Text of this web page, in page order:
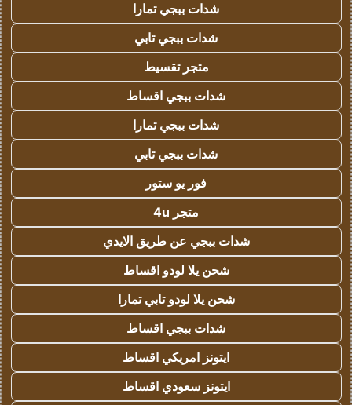
شدات ببجي تمارا
شدات ببجي تابي
متجر تقسيط
شدات ببجي اقساط
شدات ببجي تمارا
شدات ببجي تابي
فور يو ستور
متجر 4u
شدات ببجي عن طريق الايدي
شحن يلا لودو اقساط
شحن يلا لودو تابي تمارا
شدات ببجي اقساط
ايتونز امريكي اقساط
ايتونز سعودي اقساط